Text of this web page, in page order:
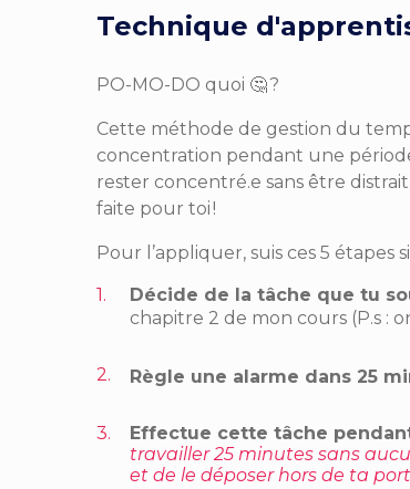
Technique
PO-MO-DO quoi 🤔 ?
Cette méthode de gestion du
concentration pendant une
rester concentré.e sans être
faite pour toi !
Pour l’appliquer, suis ces 5 étapes
Décide de la tâche que tu
chapitre 2 de mon cours (P.s :
Règle une alarme dans 25
Effectue cette tâche
travailler 25 minutes sans
et de le déposer hors de ta